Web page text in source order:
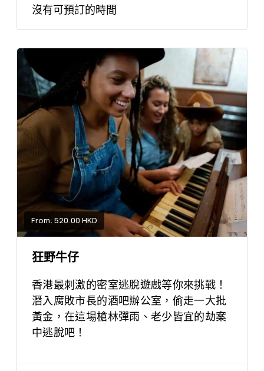
沒有可預訂的時間
From: 520.00 HKD
狂野牛仔
香港最刺激的密室逃脫遊戲等你來挑戰！
潛入腐敗市長的酒吧辦公室，偷走一大批
黃金，在這場槍林彈雨、老少皆宜的劫案
中逃脫吧！